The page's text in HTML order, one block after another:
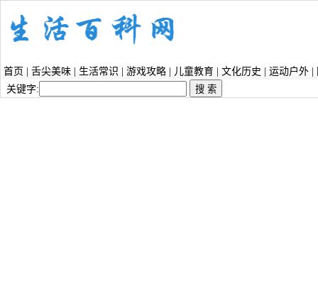
首页 舌尖美味 生活常识 游戏攻略 儿童教育 文化历史 运动户外
关键字: